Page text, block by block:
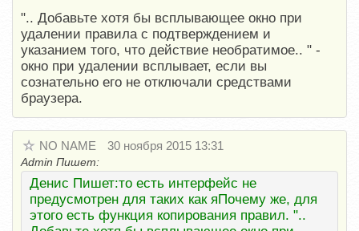
".. Добавьте хотя бы всплывающее окно при
удалении правила с подтверждением и
указанием того, что действие необратимое.. " -
окно при удалении всплывает, если вы
сознательно его не отключали средствами
браузера.
NO NAME 30 ноября 2015 13:31
Admin Пишет:
Денис Пишет:то есть интерфейс не
предусмотрен для таких как яПочему же, для
этого есть функция копирования правил. "..